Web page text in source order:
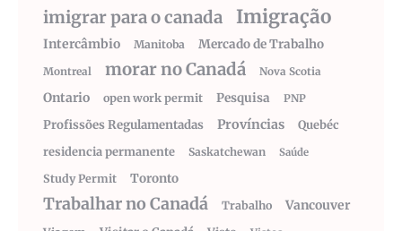
imigrar para o canada Imigração
Intercâmbio Manitoba Mercado de Trabalho
Montreal morar no Canadá Nova Scotia
Ontario open work permit Pesquisa PNP
Profissões Regulamentadas Províncias
Quebéc
residencia permanente
Saskatchewan Saúde
Study Permit Toronto
Trabalhar no Canadá Trabalho Vancouver